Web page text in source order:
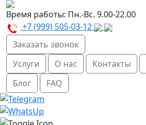
Время работы: Пн.-Вс. 9.00-22.00
+7 (999) 505-03-12
Заказать звонок
Услуги
О нас Контакты
Блог
FAQ